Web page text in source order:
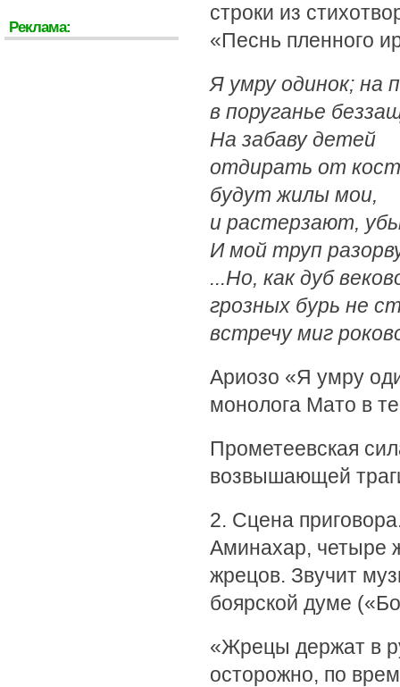
строки из
«Песнь пленного
Я умру одинок; на
в поруганье
На забаву детей
отдирать от
будут жилы мои,
и растерзают,
И мой труп
...Но, как дуб
грозных бурь не
встречу миг
Ариозо «Я умру
монолога Мато в
Прометеевская
возвышающей
2. Сцена
Аминахар, четыре
жрецов. Звучит
боярской думе
«Жрецы держат в
осторожно, по
Реклама: